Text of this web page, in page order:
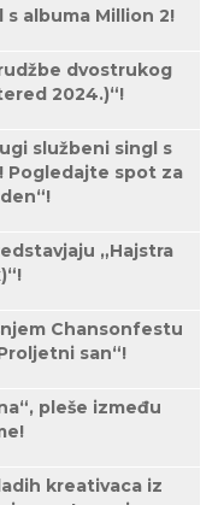
albuma Million 2!
dvostrukog
2024.)“!
službeni singl s
Pogledajte spot za
„Hajstra
Chansonfestu
san“!
pleše između
kreativaca iz